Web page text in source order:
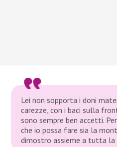
Lei non sopporta i doni
carezze, con i baci sulla
sono sempre ben accetti.
che io possa fare sia la
dimostro assieme a tutta la